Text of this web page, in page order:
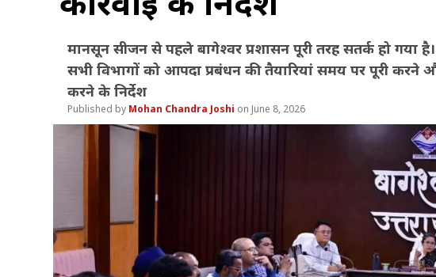
मानसून सीजन से पहले बागेश्वर प्रशासन पूरी तरह सतर्क हो गया
सभी विभागों को आपदा प्रबंधन की तैयारियां समय पर पूरी करने
करने के निर्देश
Mohan Chandra Joshi June 8, 2026